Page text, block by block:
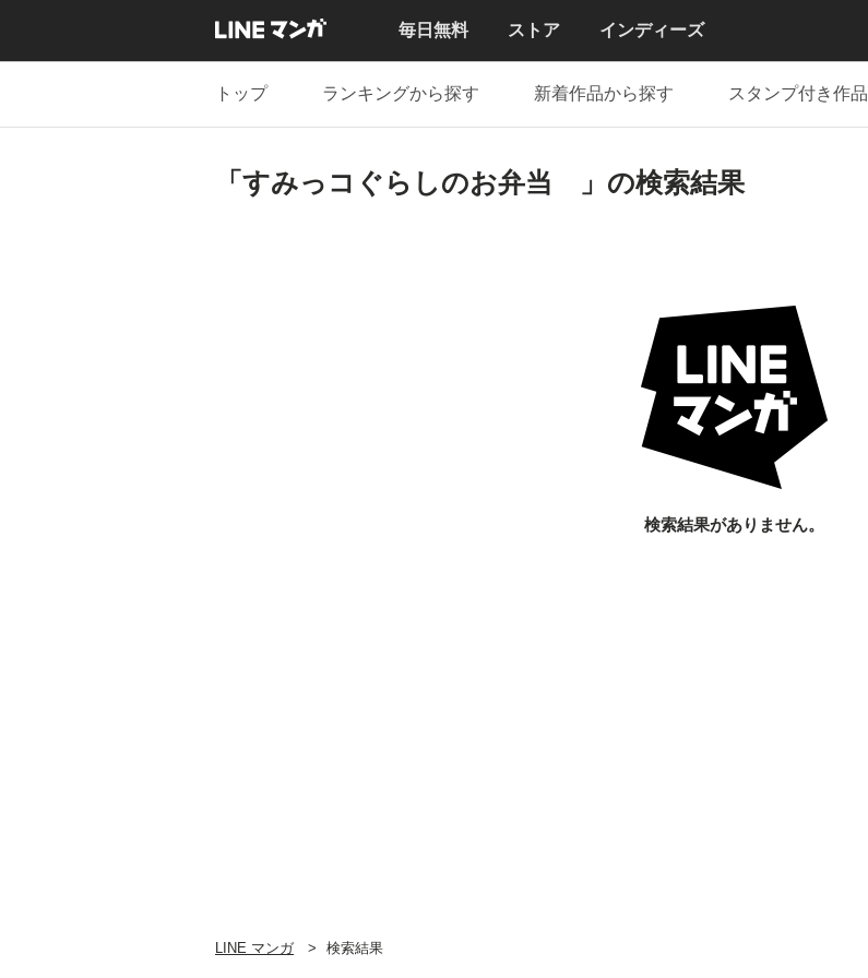
毎日無料 ストア インディーズ
トップ ランキングから探す 新着作品から探す スタンプ付き作品
「すみっコぐらしのお弁当 」の検索結果
検索結果がありません。
LINE マンガ 検索結果